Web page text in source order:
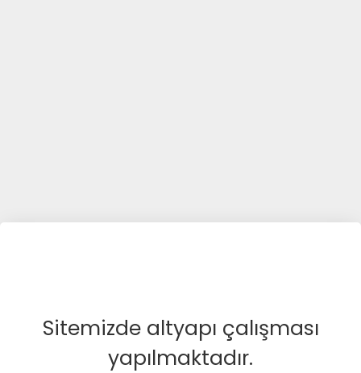
Sitemizde altyapı çalışması
yapılmaktadır.